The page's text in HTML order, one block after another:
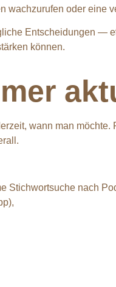
oder eine
Entscheidungen —
können.
wann man
Stichwortsuche nach